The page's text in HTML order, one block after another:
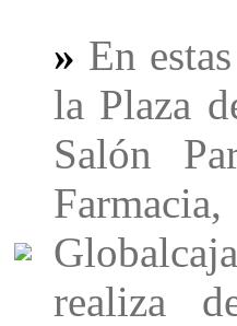
» En
la Plaza
Salón
realiza